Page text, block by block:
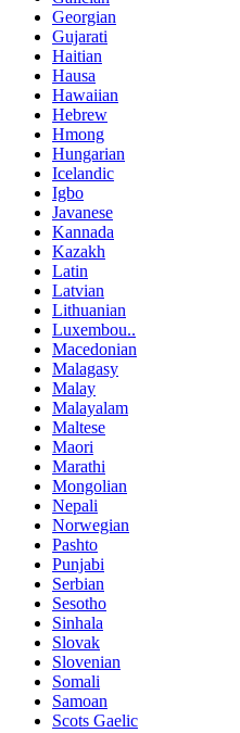
Georgian
Gujarati
Haitian
Hausa
Hawaiian
Hebrew
Hmong
Hungarian
Icelandic
Igbo
Javanese
Kannada
Kazakh
Latin
Latvian
Lithuanian
Luxembou..
Macedonian
Malagasy
Malay
Malayalam
Maltese
Maori
Marathi
Mongolian
Nepali
Norwegian
Pashto
Punjabi
Serbian
Sesotho
Sinhala
Slovak
Slovenian
Somali
Samoan
Scots Gaelic